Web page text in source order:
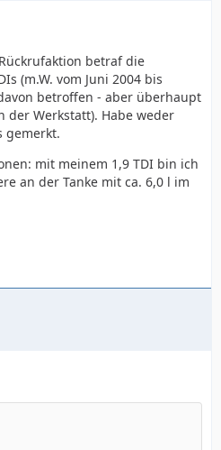
betraf die
(m.W. vom Juni 2004 bis
betroffen - aber überhaupt
der Werkstatt). Habe weder
gemerkt.
mit meinem 1,9 TDI bin ich
an der Tanke mit ca. 6,0 l im